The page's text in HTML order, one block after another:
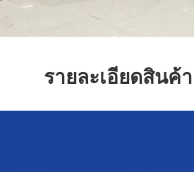
รายละเอียดสินค้า